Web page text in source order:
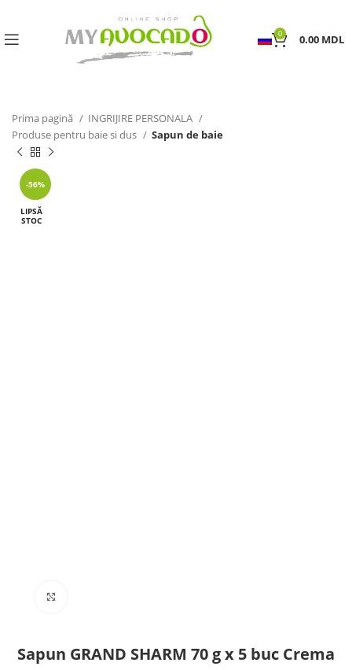
0 0.00 MDL
Prima pagină
INGRIJIRE PERSONALA
Produse pentru baie si dus
Sapun de baie
-56%
LIPSĂ
STOC
Sapun GRAND SHARM 70 g х 5 buc Crema